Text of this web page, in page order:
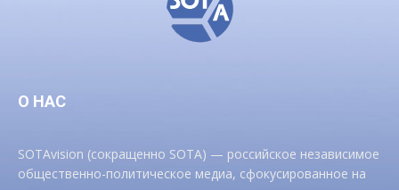
О НАС
SOTAvision (сокращенно SOTA) — российское независимое
общественно-политическое медиа, сфокусированное на